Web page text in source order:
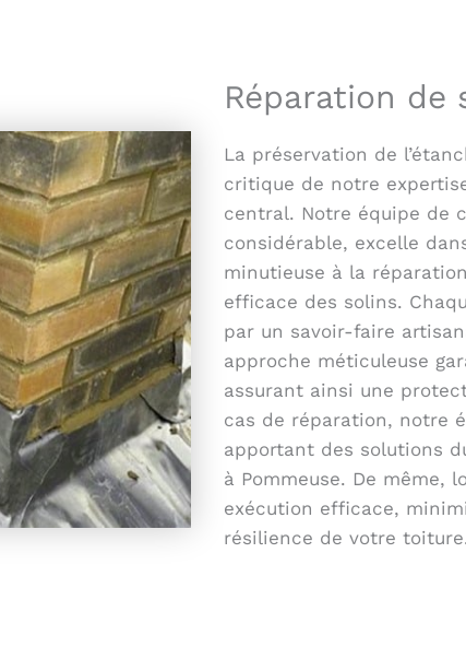
Réparation de
La préservation de
critique de notre
central. Notre équipe de
considérable, excelle
minutieuse à la
efficace des solins.
par un savoir-faire
approche méticuleuse
assurant ainsi une
cas de réparation, notre
apportant des solutions
à Pommeuse. De même,
exécution efficace,
résilience de votre